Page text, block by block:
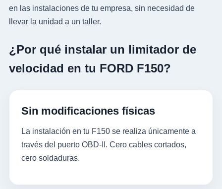
en las instalaciones de tu empresa, sin necesidad de
llevar la unidad a un taller.
¿Por qué instalar un limitador de
velocidad en tu FORD F150?
Sin modificaciones físicas
La instalación en tu F150 se realiza únicamente a
través del puerto OBD-II. Cero cables cortados,
cero soldaduras.